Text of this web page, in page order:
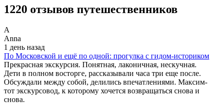
1220 отзывов путешественников
A
Anna
1 день назад
По Московской и ещё по одной: прогулка с гидом-историком
Прекрасная экскурсия. Понятная, лаконичная, нескучная.
Дети в полном восторге, рассказывали часа три еще после.
Обсуждали между собой, делились впечатлениями. Максим-
тот экскурсовод, к которому хочется возвращаться снова и
снова.